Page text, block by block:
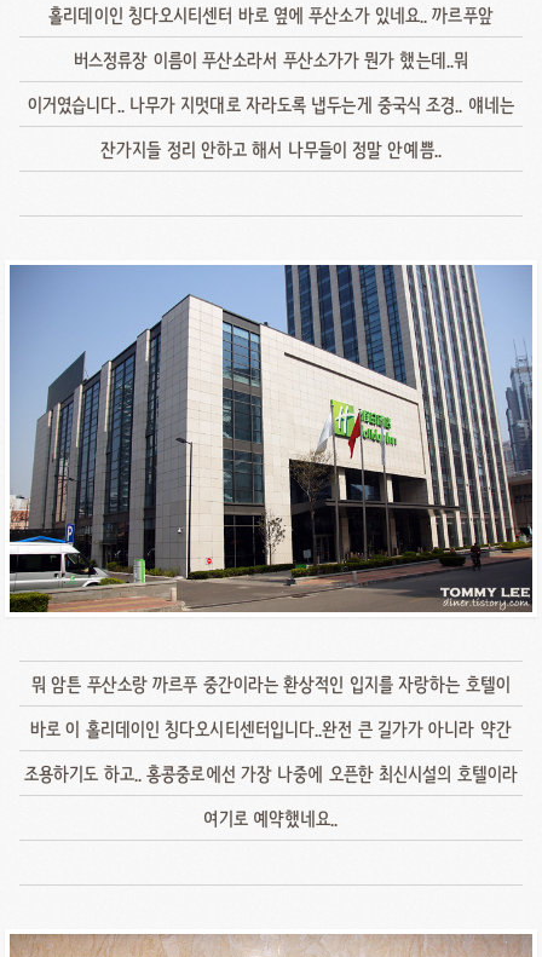
홀리데이인 칭다오시티센터 바로 옆에 푸산소가 있네요.. 까르푸앞
버스정류장 이름이 푸산소라서 푸산소가가 뭔가 했는데..뭐
이거였습니다.. 나무가 지멋대로 자라도록 냅두는게 중국식 조경.. 얘네는
잔가지들 정리 안하고 해서 나무들이 정말 안예쁨..
뭐 암튼 푸산소랑 까르푸 중간이라는 환상적인 입지를 자랑하는 호텔이
바로 이 홀리데이인 칭다오시티센터입니다..완전 큰 길가가 아니라 약간
조용하기도 하고.. 홍콩중로에선 가장 나중에 오픈한 최신시설의 호텔이라
여기로 예약했네요..